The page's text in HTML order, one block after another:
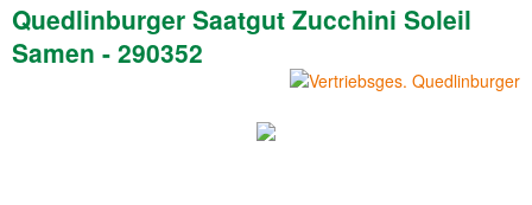
Quedlinburger Saatgut Zucchini Soleil
Samen - 290352